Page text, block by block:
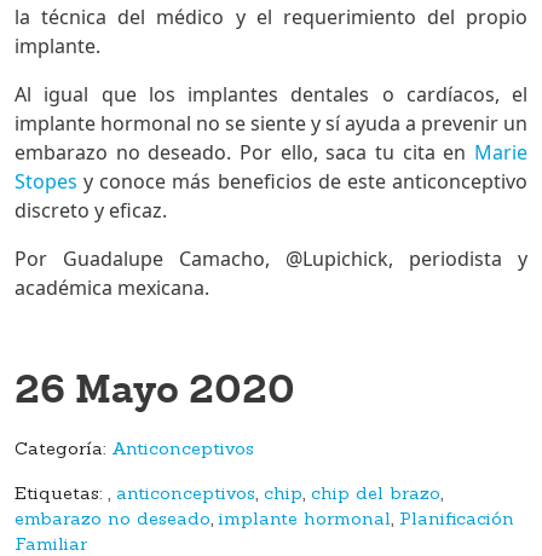
la técnica del médico y el requerimiento del propio
implante.
Al igual que los implantes dentales o cardíacos, el
implante hormonal no se siente y sí ayuda a prevenir un
embarazo no deseado. Por ello, saca tu cita en Marie
Stopes y conoce más beneficios de este anticonceptivo
discreto y eficaz.
Por Guadalupe Camacho, @Lupichick, periodista y
académica mexicana.
26 Mayo 2020
Categoría: Anticonceptivos
Etiquetas: , anticonceptivos, chip, chip del brazo,
embarazo no deseado,implante hormonal, Planificación
Familiar